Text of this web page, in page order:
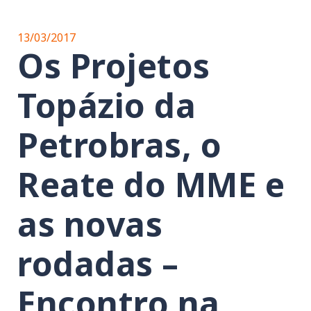
13/03/2017
Os Projetos
Topázio da
Petrobras, o
Reate do MME e
as novas
rodadas –